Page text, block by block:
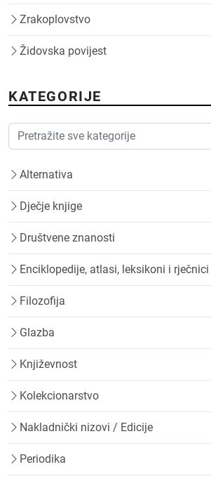
Zrakoplovstvo
Židovska povijest
KATEGORIJE
Alternativa
Dječje knjige
Društvene znanosti
Enciklopedije, atlasi, leksikoni i rječnici
Filozofija
Glazba
Književnost
Kolekcionarstvo
Nakladnički nizovi / Edicije
Periodika